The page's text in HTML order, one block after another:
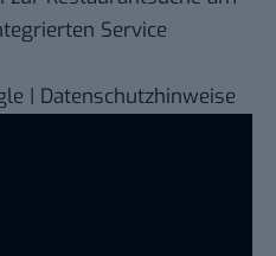
Service
| Datenschutzhinweise